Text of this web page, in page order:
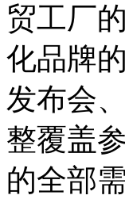
贸工厂
化品牌
发布会
整覆盖
的全部